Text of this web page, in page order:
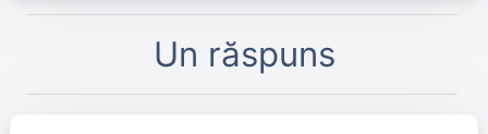
Un răspuns